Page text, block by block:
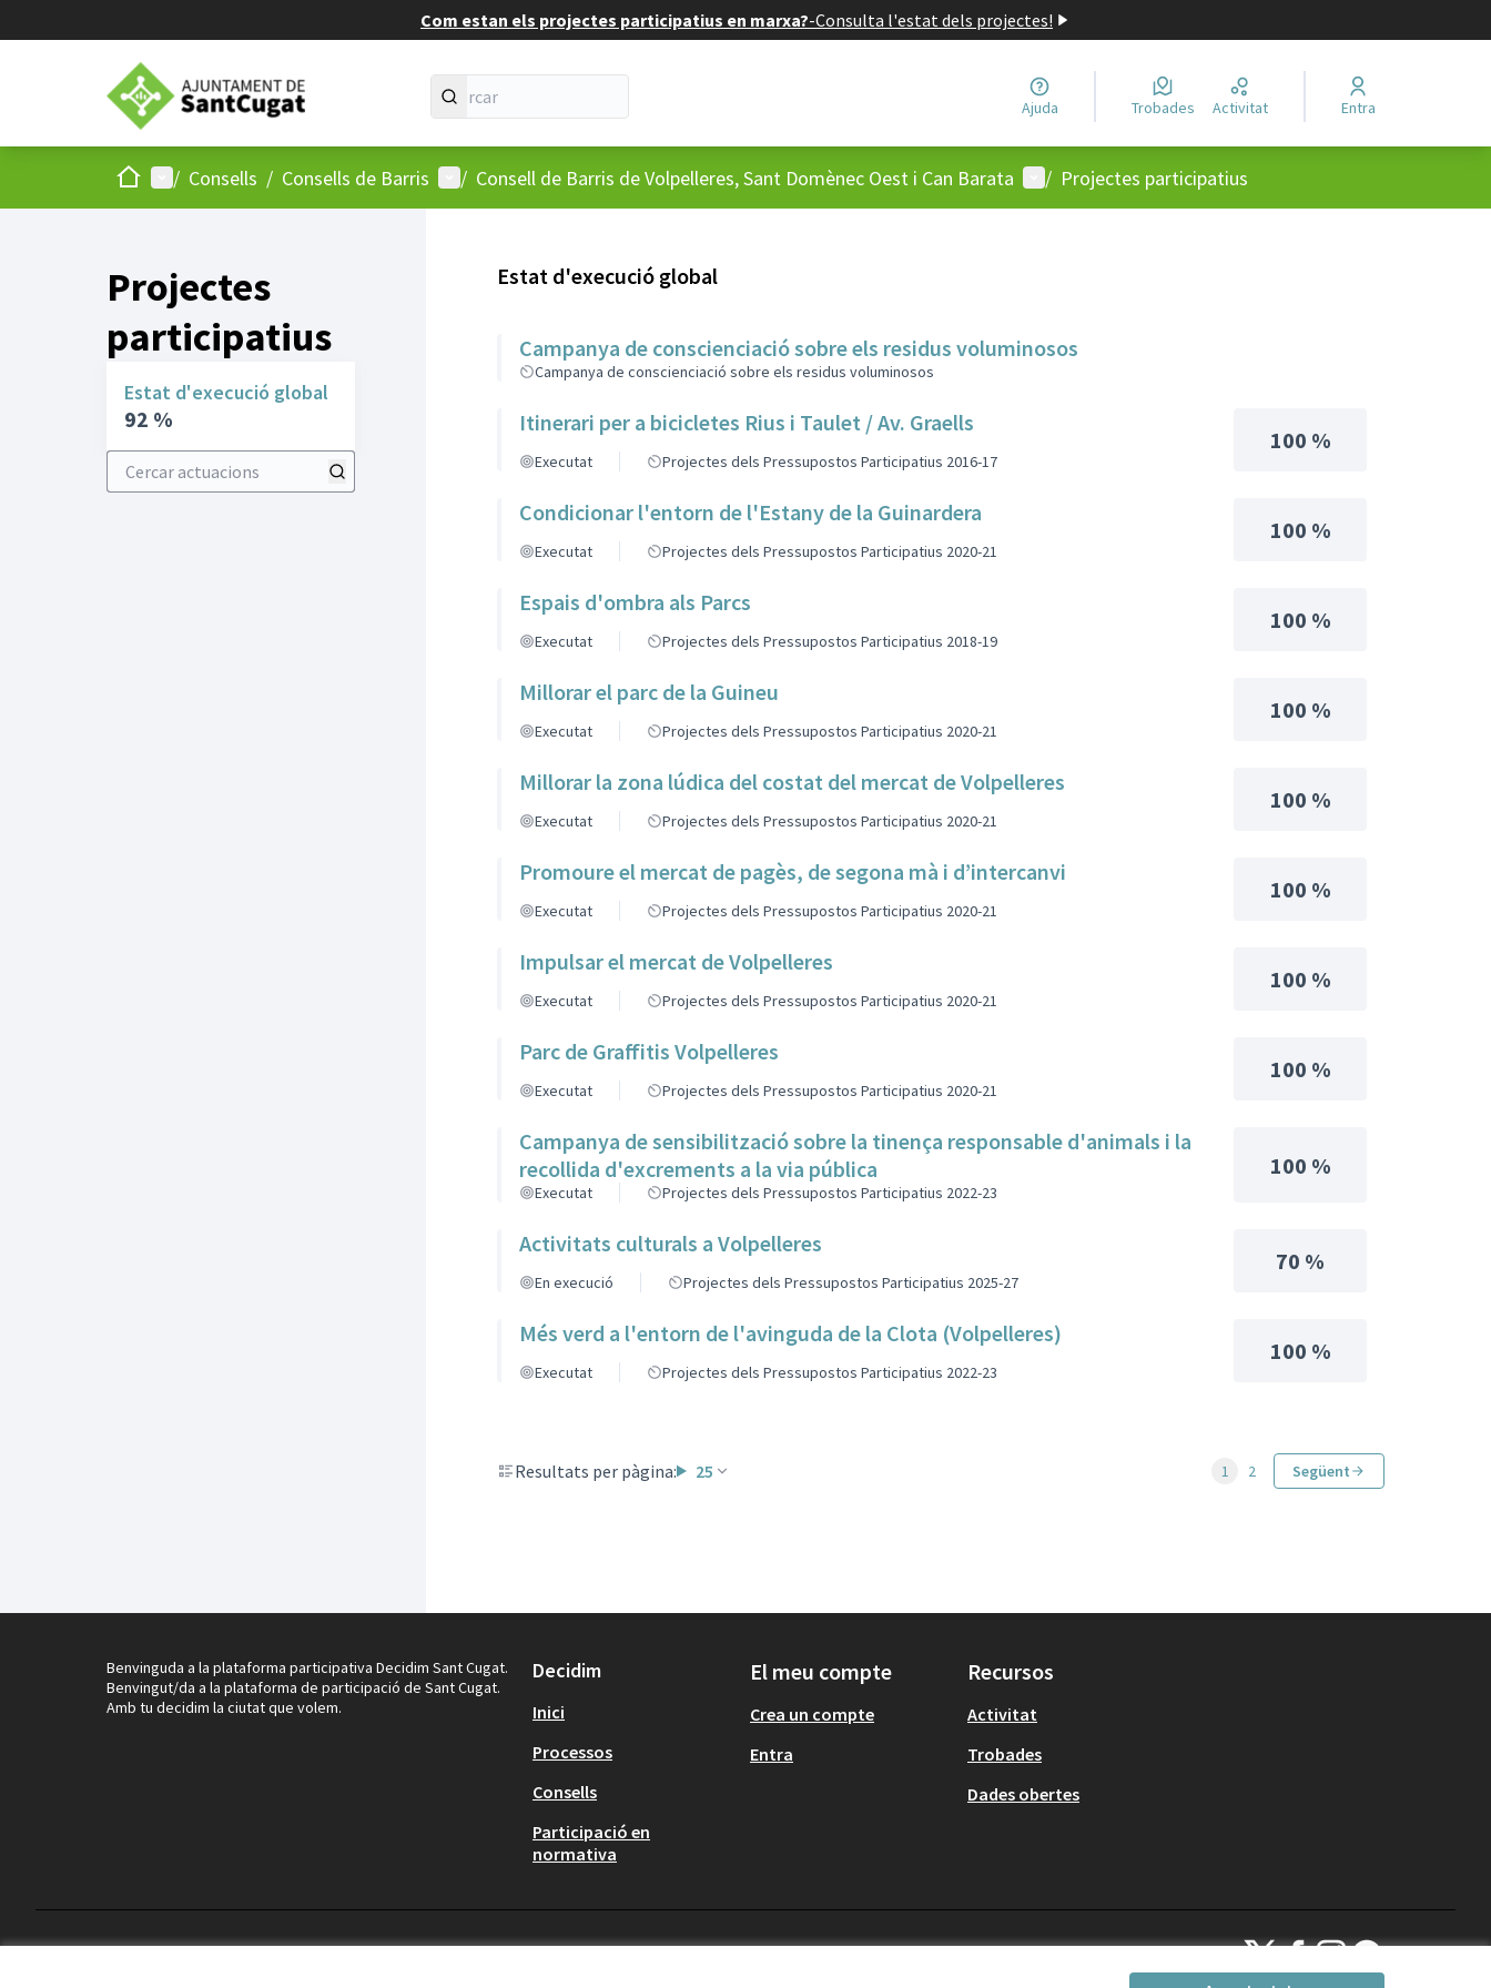
Com estan els projectes participatius en marxa?-Consulta l'estat dels projectes!
Ajuda Trobades Activitat Entra
Inici Menú principal
/ Consells / Consells de Barris Menú d'usuari
/ Consell de Barris de Volpelleres, Sant Domènec Oest i Can Barata Menú d'usuari
/ Projectes participatius
Projectes
participatius
Estat d'execució global
92 %
Cercar actuacions
Estat d'execució global
Campanya de conscienciació sobre els residus voluminosos
Campanya de conscienciació sobre els residus voluminosos
Itinerari per a bicicletes Rius i Taulet / Av. Graells
Executat Projectes dels Pressupostos Participatius 2016-17
100 %
Condicionar l'entorn de l'Estany de la Guinardera
Executat Projectes dels Pressupostos Participatius 2020-21
100 %
Espais d'ombra als Parcs
Executat Projectes dels Pressupostos Participatius 2018-19
100 %
Millorar el parc de la Guineu
Executat Projectes dels Pressupostos Participatius 2020-21
100 %
Millorar la zona lúdica del costat del mercat de Volpelleres
Executat Projectes dels Pressupostos Participatius 2020-21
100 %
Promoure el mercat de pagès, de segona mà i d’intercanvi
Executat Projectes dels Pressupostos Participatius 2020-21
100 %
Impulsar el mercat de Volpelleres
Executat Projectes dels Pressupostos Participatius 2020-21
100 %
Parc de Graffitis Volpelleres
Executat Projectes dels Pressupostos Participatius 2020-21
100 %
Campanya de sensibilització sobre la tinença responsable d'animals i la
recollida d'excrements a la via pública
Executat Projectes dels Pressupostos Participatius 2022-23
100 %
Activitats culturals a Volpelleres
En execució Projectes dels Pressupostos Participatius 2025-27
70 %
Més verd a l'entorn de l'avinguda de la Clota (Volpelleres)
Executat Projectes dels Pressupostos Participatius 2022-23
100 %
Resultats per pàgina: 25 1 2 Següent
Benvinguda a la plataforma participativa Decidim Sant Cugat.
Benvingut/da a la plataforma de participació de Sant Cugat.
Amb tu decidim la ciutat que volem.
Decidim
Inici
Processos
Consells
Participació en
normativa
El meu compte
Crea un compte
Entra
Recursos
Activitat
Trobades
Dades obertes
Decidim Sant Cugat a X
(Enllaç extern)
Decidim Sant Cugat a Facebook
(Enllaç extern)
Decidim Sant Cugat a
(Enllaç extern)
Decidim Sant Cugat
(Enllaç extern)